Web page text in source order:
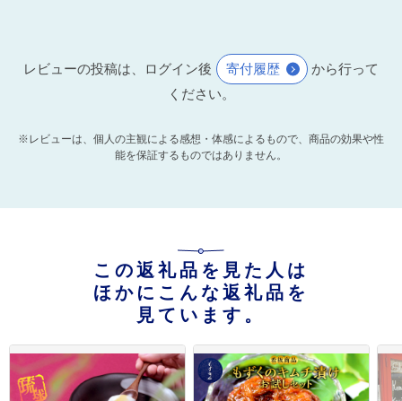
レビューの投稿は、ログイン後 寄付履歴
から行って
ください。
※レビューは、個人の主観による感想・体感によるもので、商品の効果や性
能を保証するものではありません。
この返礼品を見た人は
ほかにこんな返礼品を
見ています。